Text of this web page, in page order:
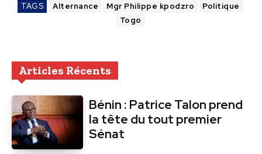
TAGS Alternance Mgr Philippe kpodzro
Politique
Togo
Articles Récents
Bénin : Patrice Talon prend
la tête du tout premier
Sénat